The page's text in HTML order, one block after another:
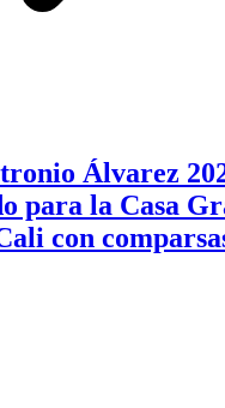
Álvarez
para la Casa
con